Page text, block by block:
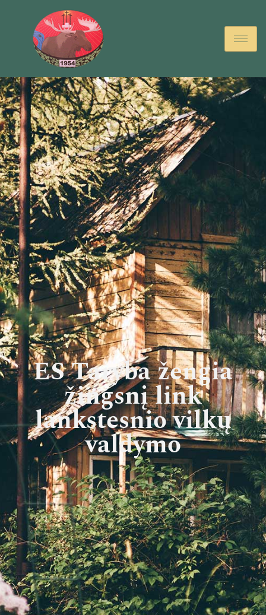
ES Taryba žengia
žingsnį link
lankstesnio vilkų
valdymo